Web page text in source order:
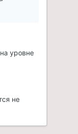
уровне
не